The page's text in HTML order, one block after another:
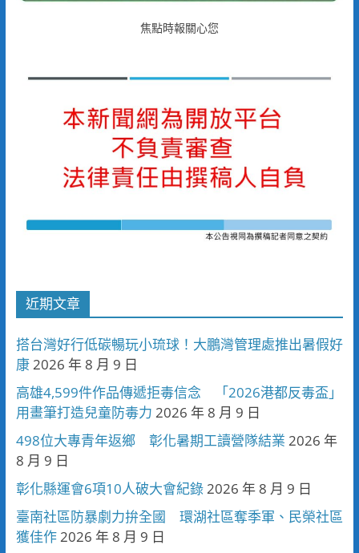
焦點時報關心您
近期文章
搭台灣好行低碳暢玩小琉球！大鵬灣管理處推出暑假好
康2026 年 8 月 9 日
高雄4,599件作品傳遞拒毒信念 「2026港都反毒盃」
用畫筆打造兒童防毒力 2026 年 8 月 9 日
498位大專青年返鄉 彰化暑期工讀營隊結業 2026 年
8 月 9 日
彰化縣運會6項10人破大會紀錄2026 年 8 月 9 日
臺南社區防暴劇力拚全國 環湖社區奪季軍、民榮社區
獲佳作2026 年 8 月 9 日